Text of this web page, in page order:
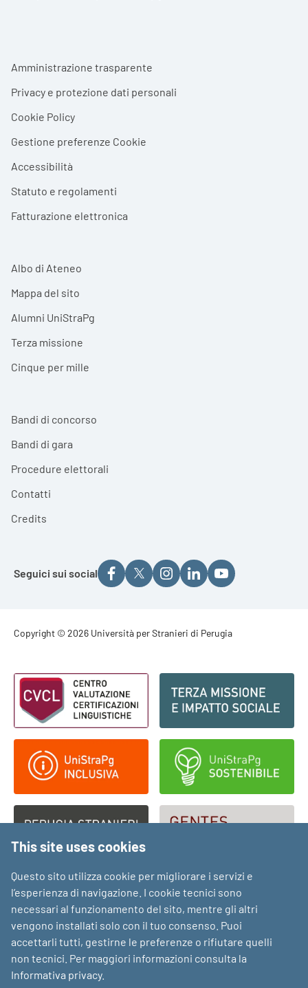
Footer menu
Amministrazione trasparente
Privacy e protezione dati personali
Cookie Policy
Gestione preferenze Cookie
Accessibilità
Statuto e regolamenti
Fatturazione elettronica
Albo di Ateneo
Mappa del sito
Alumni UniStraPg
Terza missione
Cinque per mille
Bandi di concorso
Bandi di gara
Procedure elettorali
Contatti
Credits
Seguici sui social
Footer - Copyright
Copyright © 2026 Università per Stranieri di Perugia
Footer - Loghi
This site uses cookies
Questo sito utilizza cookie per migliorare i servizi e
l’esperienza di navigazione. I cookie tecnici sono
necessari al funzionamento del sito, mentre gli altri
vengono installati solo con il tuo consenso. Puoi
accettarli tutti, gestirne le preferenze o rifiutare quelli
non tecnici. Per maggiori informazioni consulta la
Informativa privacy.